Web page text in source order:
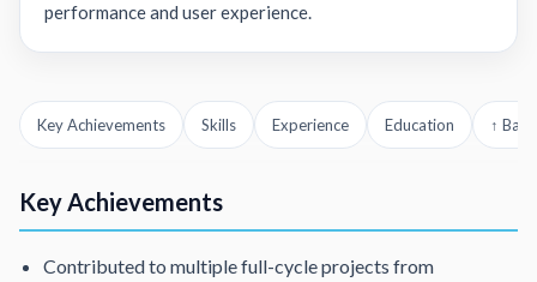
performance and user experience.
Key Achievements Skills Experience Education ↑
Key Achievements
Contributed to multiple full-cycle projects from